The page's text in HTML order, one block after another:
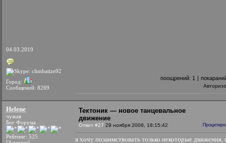
04.03.2019
Город:
Сообщений: 8269
поощрений: 1 |
Helene
чужая
Бог Форума
Рейтинг: 525
Тектоник — новое танцевальное
движение
Ответ #27 29 ноября 2008, 18:15:42
я хочу позаимствовать только некоторые движения,